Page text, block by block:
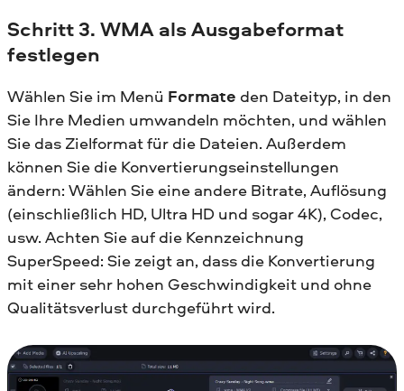
Schritt 3. WMA als Ausgabeformat
festlegen
Wählen Sie im Menü Formate den Dateityp, in den
Sie Ihre Medien umwandeln möchten, und wählen
Sie das Zielformat für die Dateien. Außerdem
können Sie die Konvertierungseinstellungen
ändern: Wählen Sie eine andere Bitrate, Auflösung
(einschließlich HD, Ultra HD und sogar 4K), Codec,
usw. Achten Sie auf die Kennzeichnung
SuperSpeed: Sie zeigt an, dass die Konvertierung
mit einer sehr hohen Geschwindigkeit und ohne
Qualitätsverlust durchgeführt wird.